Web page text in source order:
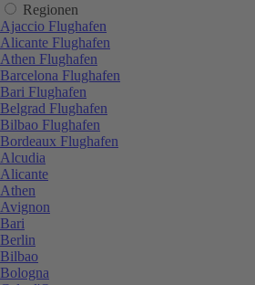
Regionen
Ajaccio Flughafen
Alicante Flughafen
Athen Flughafen
Barcelona Flughafen
Bari Flughafen
Belgrad Flughafen
Bilbao Flughafen
Bordeaux Flughafen
Alcudia
Alicante
Athen
Avignon
Bari
Berlin
Bilbao
Bologna